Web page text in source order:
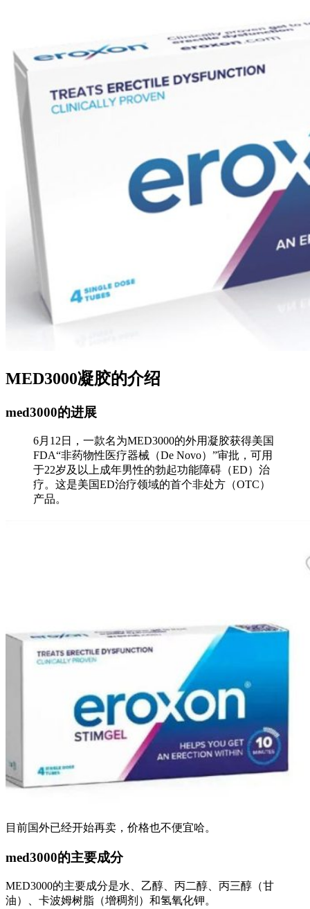
MED3000凝胶的介绍
med3000的进展
6月12日，一款名为MED3000的外用凝胶获得美国
FDA“非药物性医疗器械（De Novo）”审批，可用
于22岁及以上成年男性的勃起功能障碍（ED）治
疗。这是美国ED治疗领域的首个非处方（OTC）
产品。
目前国外已经开始再卖，价格也不便宜哈。
med3000的主要成分
MED3000的主要成分是水、乙醇、丙二醇、丙三醇（甘
油）、卡波姆树脂（增稠剂）和氢氧化钾。